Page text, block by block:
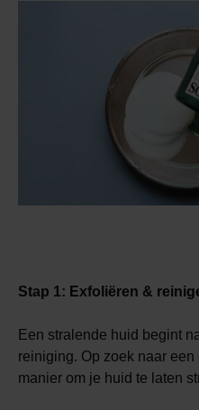
Stap 1: Exfoliëren &
Een stralende huid begint
reiniging. Op zoek naar
manier om je huid te laten